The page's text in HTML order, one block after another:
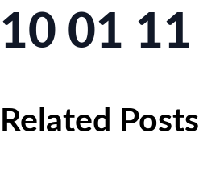
10 01 11
Related Posts